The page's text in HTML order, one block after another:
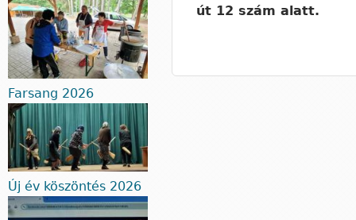
út 12 szám alatt.
Farsang 2026
Új év köszöntés 2026